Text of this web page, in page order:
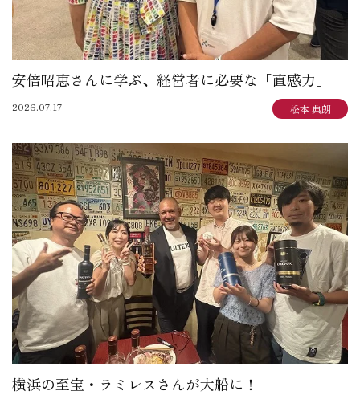
安倍昭恵さんに学ぶ、経営者に必要な「直感力」
2026.07.17 松本 典朗
横浜の至宝・ラミレスさんが大船に！